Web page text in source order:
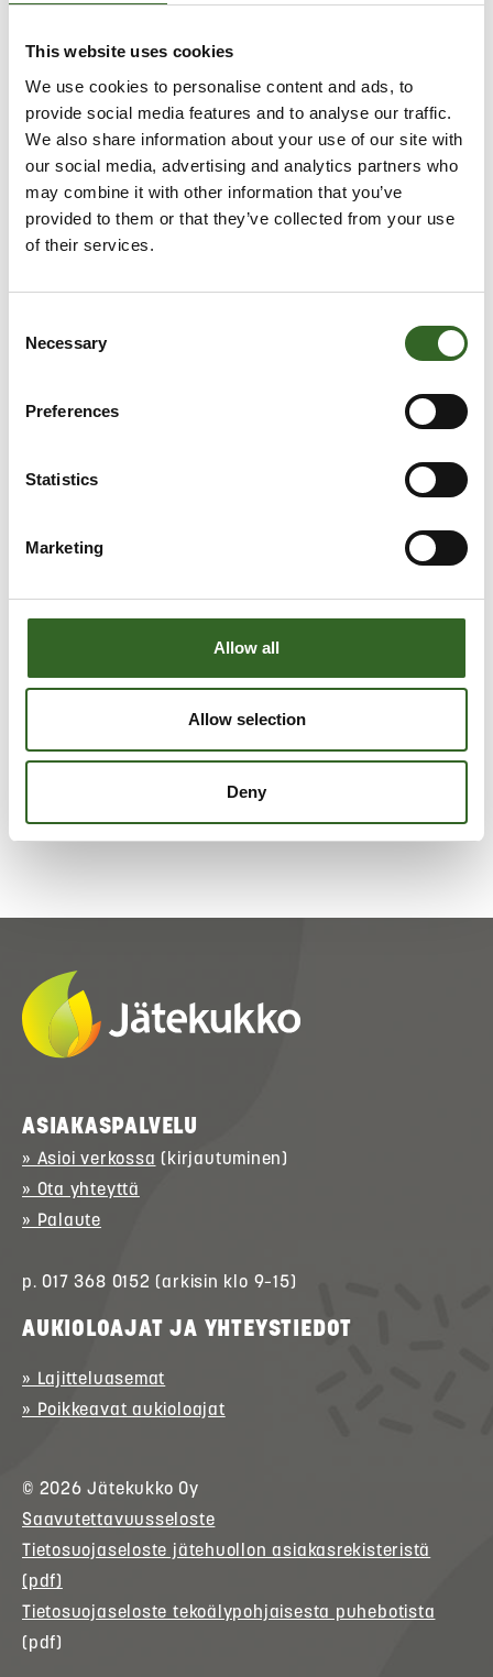
This website uses cookies
We use cookies to personalise content and ads, to
provide social media features and to analyse our traffic.
We also share information about your use of our site with
our social media, advertising and analytics partners who
may combine it with other information that you’ve
provided to them or that they’ve collected from your use
of their services.
Selection
Necessary
Preferences
Statistics
Marketing
Allow all
Allow selection
Deny
ne metalliin, vihkon sivut kuuluvat paperiin.
Ei saa laittaa
värillinen paperi > sekajätteeseen
märät tai likaiset paperit > sekajätteeseen
pahvit tai kartongit >
kartonkipakkausten keräykseen
alumiini- tai vahapaperit > sekajätteeseen
pehmopaperit > sekajätteeseen tai
kirjat > sekajätteeseen
MISSÄ PAPERIA KERÄTÄÄN?
ASIAKASPALVELU
» Asioi verkossa (kirjautuminen)
» Ota yhteyttä
» Palaute
p. 017 368 0152 (arkisin klo 9–15)
AUKIOLOAJAT JA YHTEYSTIEDOT
» Lajitteluasemat
» Poikkeavat aukioloajat
© 2026Jätekukko Oy
Saavutettavuusseloste
Tietosuojaseloste jätehuollon asiakasrekisteristä
(pdf)
Tietosuojaseloste tekoälypohjaisesta puhebotista
(pdf)